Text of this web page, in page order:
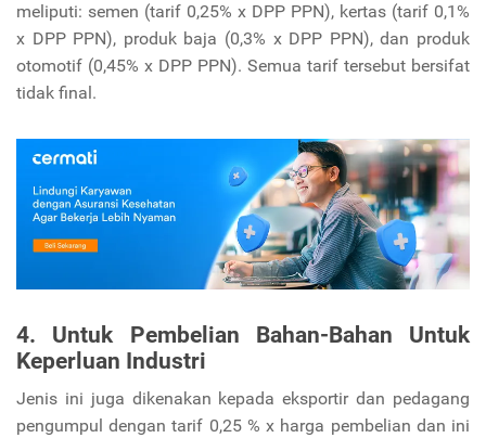
meliputi: semen (tarif 0,25% x DPP PPN), kertas (tarif 0,1%
x DPP PPN), produk baja (0,3% x DPP PPN), dan produk
otomotif (0,45% x DPP PPN). Semua tarif tersebut bersifat
tidak final.
4. Untuk Pembelian Bahan-Bahan Untuk
Keperluan Industri
Jenis ini juga dikenakan kepada eksportir dan pedagang
pengumpul dengan tarif 0,25 % x harga pembelian dan ini